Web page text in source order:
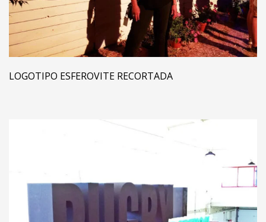
LOGOTIPO ESFEROVITE RECORTADA